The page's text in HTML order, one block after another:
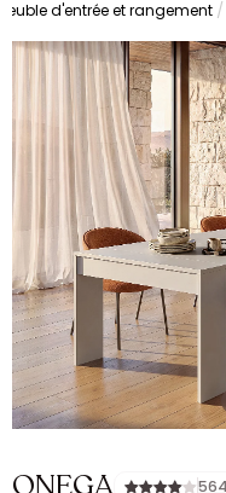
d'entrée et rangement